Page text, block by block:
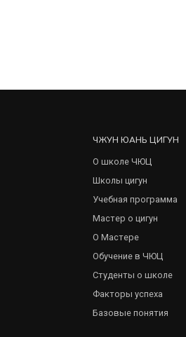
ЧЖУН ЮАНЬ ЦИГУН
О школе ЧЮЦ
Школы цигун
Учебная программа
Мастер о цигун
О Мастере
Обучение в ЧЮЦ
Студенты о школе
Факторы успеха
Базовые понятия